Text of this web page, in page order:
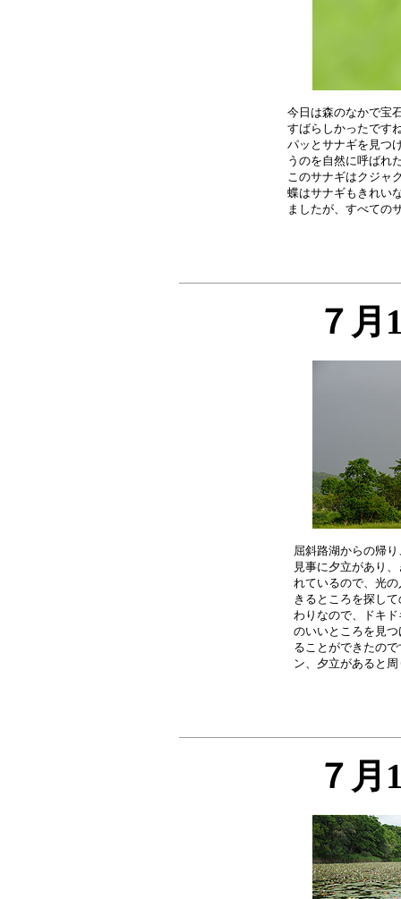
今日は森のなかで宝
すばらしかったです
パッとサナギを見つ
うのを自然に呼ばれ
このサナギはクジャ
蝶はサナギもきれい
７月
屈斜路湖からの帰
見事に夕立があり
れているので、光
きるところを探し
わりなので、ドキ
のいいところを見
ることができたの
７月